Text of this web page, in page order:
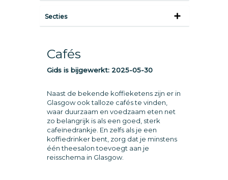
Secties
Cafés
Gids is bijgewerkt: 2025-05-30
Naast de bekende koffieketens zijn er in
Glasgow ook talloze cafés te vinden,
waar duurzaam en voedzaam eten net
zo belangrijk is als een goed, sterk
cafeïnedrankje. En zelfs als je een
koffiedrinker bent, zorg dat je minstens
één theesalon toevoegt aan je
reisschema in Glasgow.